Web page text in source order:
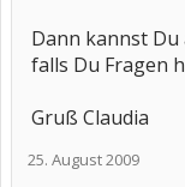
Dann kannst
falls Du Fragen
Gruß Claudia
25. August 2009